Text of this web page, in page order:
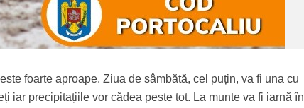
foarte aproape. Ziua de sâmbătă, cel puțin, va fi una cu
iar precipitațiile vor cădea peste tot. La munte va fi iarnă în